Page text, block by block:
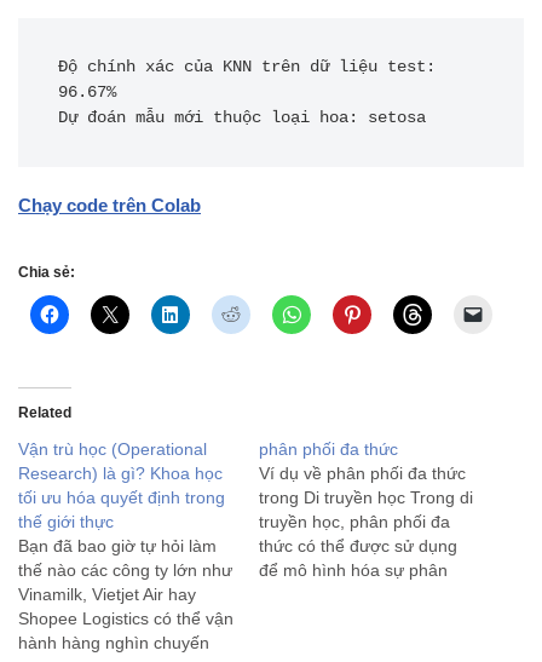
Độ chính xác của KNN trên dữ liệu test:
96.67%
Dự đoán mẫu mới thuộc loại hoa: setosa
Chạy code trên Colab
Chia sẻ:
Related
Vận trù học (Operational
Research) là gì? Khoa học
tối ưu hóa quyết định trong
thế giới thực
Bạn đã bao giờ tự hỏi làm
thế nào các công ty lớn như
Vinamilk, Vietjet Air hay
Shopee Logistics có thể vận
hành hàng nghìn chuyến
phân phối đa thức
Ví dụ về phân phối đa thức
trong Di truyền học Trong di
truyền học, phân phối đa
thức có thể được sử dụng
để mô hình hóa sự phân